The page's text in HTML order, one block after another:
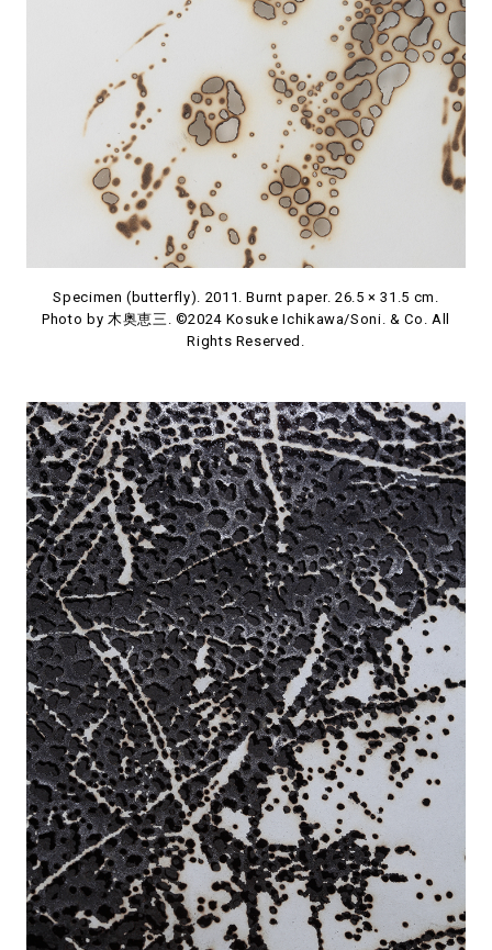
Specimen (butterfly). 2011. Burnt paper. 26.5 × 31.5 cm.
Photo by 木奥恵三. ©2024 Kosuke Ichikawa/Soni. & Co. All
Rights Reserved.